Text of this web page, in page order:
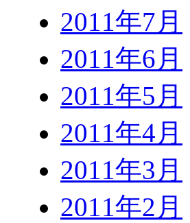
2011年7月
2011年6月
2011年5月
2011年4月
2011年3月
2011年2月